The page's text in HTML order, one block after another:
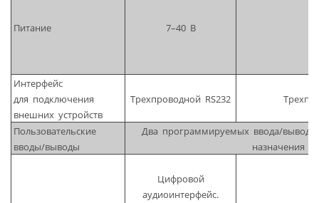
Питание 7–40 В
Интерфейс
для подключения
внешних устройств
Трехпроводной RS232
Пользовательские
вводы/выводы
Два программируемых ввода/
назначения
Цифровой
аудиоинтерфейс.